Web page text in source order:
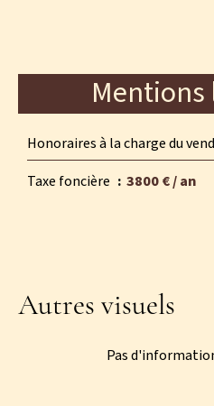
Mentions
Honoraires à la charge du
Taxe foncière
3800 € / an
Autres visuels
Pas